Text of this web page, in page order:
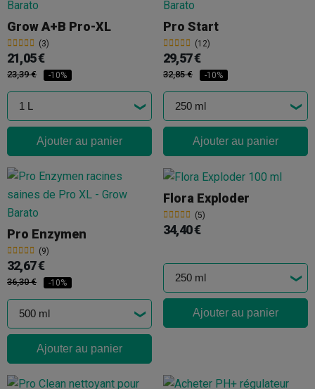
Grow A+B Pro-XL
(3)
21,05 €
23,39 € -10%
Ajouter au panier
Pro Start
(12)
29,57 €
32,85 € -10%
Ajouter au panier
Pro Enzymen
(9)
32,67 €
36,30 € -10%
Ajouter au panier
Flora Exploder
(5)
34,40 €
Ajouter au panier